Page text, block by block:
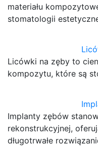
materiału
stomatologii
Licówki na zęby to
kompozytu, które są
Implanty zębów
rekonstrukcyjnej,
długotrwałe